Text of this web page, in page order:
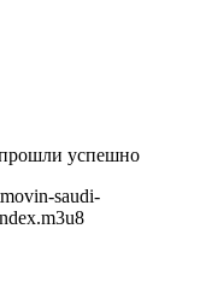
прошли успешно
saudi-